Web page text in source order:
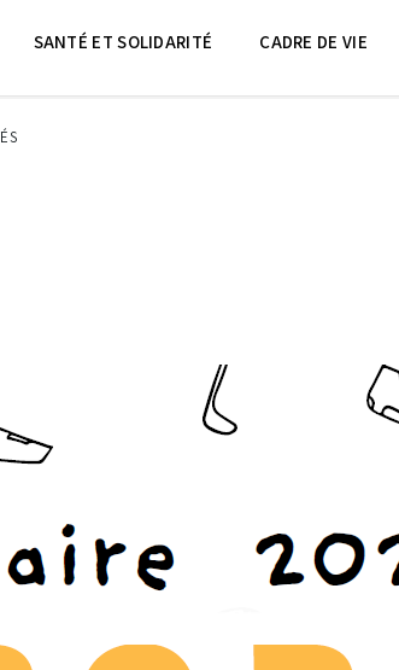
SANTÉ ET SOLIDARITÉ CADRE DE VIE